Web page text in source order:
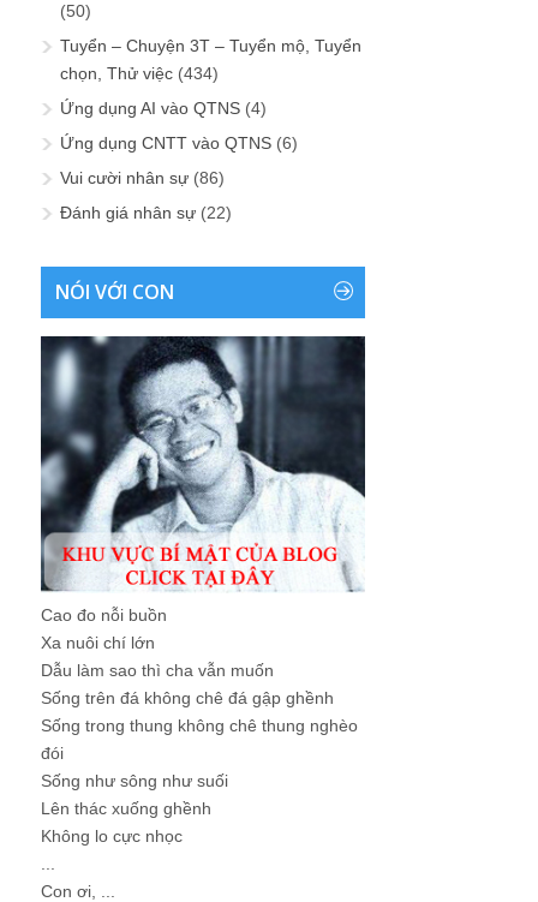
(50)
Tuyển – Chuyện 3T – Tuyển mộ, Tuyển
chọn, Thử việc (434)
Ứng dụng AI vào QTNS (4)
Ứng dụng CNTT vào QTNS (6)
Vui cười nhân sự (86)
Đánh giá nhân sự (22)
NÓI VỚI CON
Cao đo nỗi buồn
Xa nuôi chí lớn
Dẫu làm sao thì cha vẫn muốn
Sống trên đá không chê đá gập ghềnh
Sống trong thung không chê thung nghèo
đói
Sống như sông như suối
Lên thác xuống ghềnh
Không lo cực nhọc
Con ơi, ...